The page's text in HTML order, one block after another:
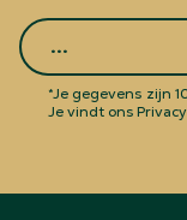
*Je gegevens zijn
Je vindt ons